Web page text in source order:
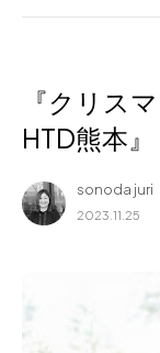
Blog
About us
for Business
『クリス
HTD熊本』
sonoda juri
2023.11.25